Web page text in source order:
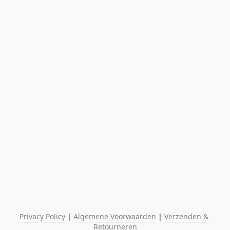
Privacy Policy | Algemene Voorwaarden | Verzenden &
Retourneren